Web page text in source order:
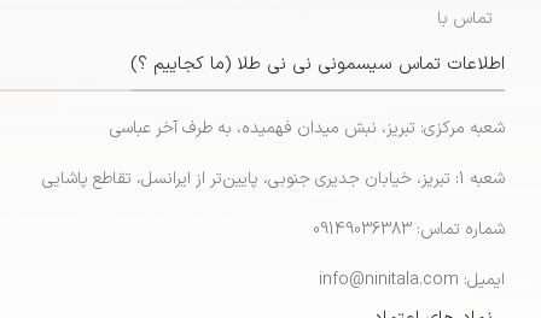
تماس با
اطلاعات تماس سیسمونی نی نی طلا (ما کجاییم ؟)
شعبه مرکزی: تبریز، نبش میدان فهمیده، به طرف آخر عباسی
شعبه 1: تبریز، خیابان جدیری جنوبی، پایین‌تر از ایرانسل، تقاطع پاشایی
شماره تماس: 09149036383
ایمیل: info@ninitala.com